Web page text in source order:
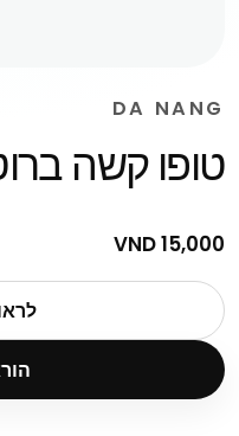
DA NANG
טופו קשה
15,000 VND